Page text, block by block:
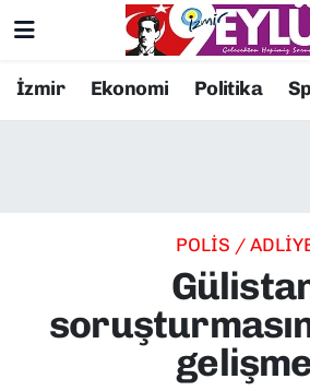
İzmir Ekonomi Politika
POLİS /
Resmi İlanlar
KÜLTÜR SANAT
Konak Nöbetçi Eczaneler
Süper Lig Puan Durumu ve
Tüm Manşetler
Son Dakika Haberleri